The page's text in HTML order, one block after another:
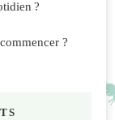
?
?